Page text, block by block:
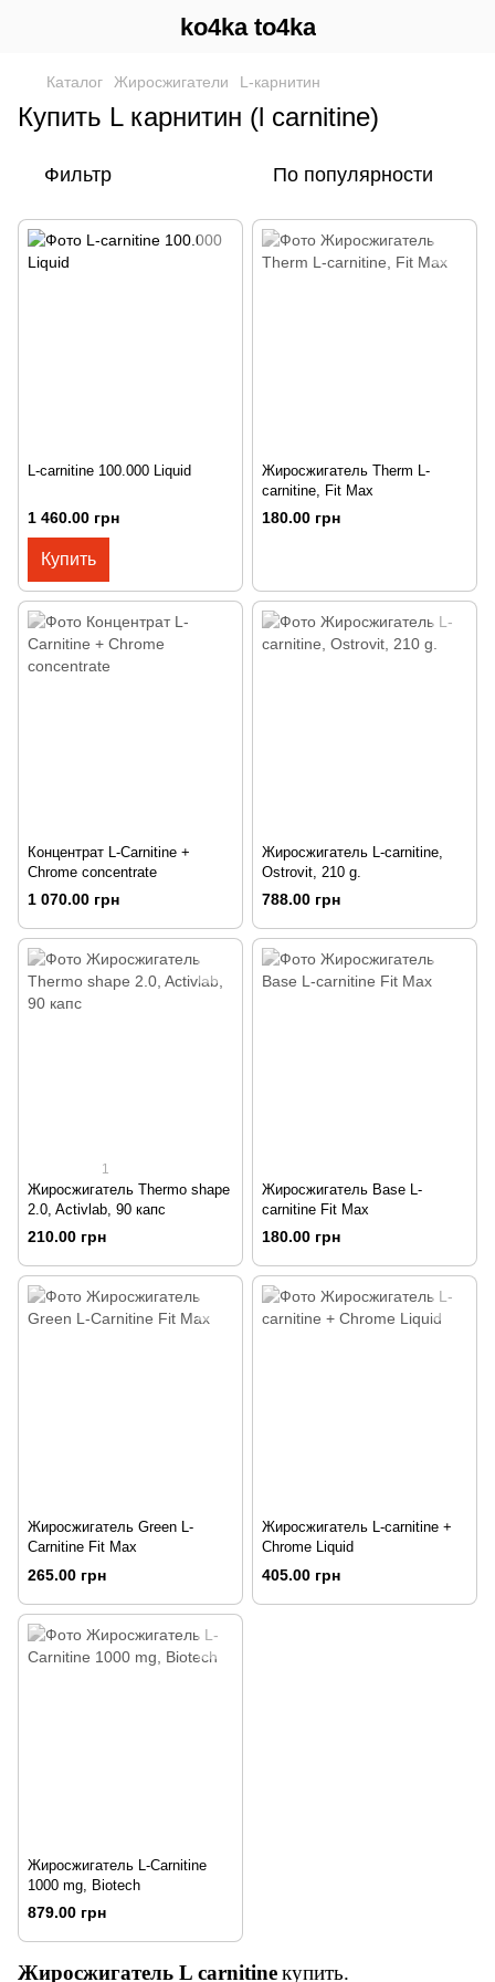
ko4ka to4ka
Каталог Жиросжигатели L-карнитин
Купить L карнитин (l carnitine)
Фильтр По популярности
L-carnitine 100.000 Liquid
1 460.00 грн
Купить
Жиросжигатель Therm L-
carnitine, Fit Max
180.00 грн
Концентрат L-Carnitine +
Chrome concentrate
1 070.00 грн
Жиросжигатель L-carnitine,
Ostrovit, 210 g.
788.00 грн
1
Жиросжигатель Thermo shape
2.0, Activlab, 90 капс
210.00 грн
Жиросжигатель Base L-
carnitine Fit Max
180.00 грн
Жиросжигатель Green L-
Carnitine Fit Max
265.00 грн
Жиросжигатель L-carnitine +
Chrome Liquid
405.00 грн
Жиросжигатель L-Carnitine
1000 mg, Biotech
879.00 грн
Жиросжигатель L carnitineкупить.